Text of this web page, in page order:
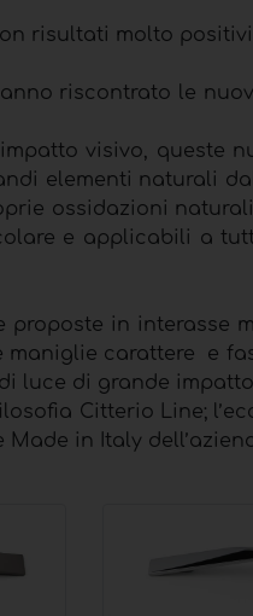
risultati molto
riscontrato le
visivo, queste
elementi naturali
ossidazioni
e applicabili a
in interasse
carattere e
luce di grande
Citterio Line;
in Italy